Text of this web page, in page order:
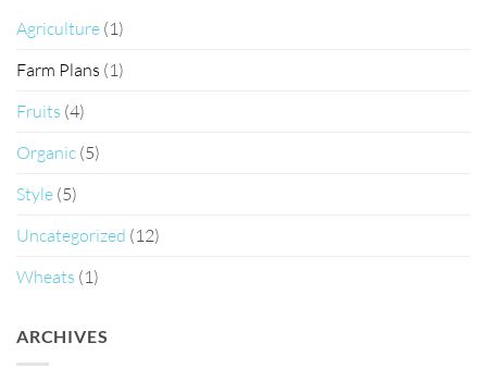
Agriculture (1)
Farm Plans (1)
Fruits (4)
Organic (5)
Style (5)
Uncategorized (12)
Wheats (1)
ARCHIVES